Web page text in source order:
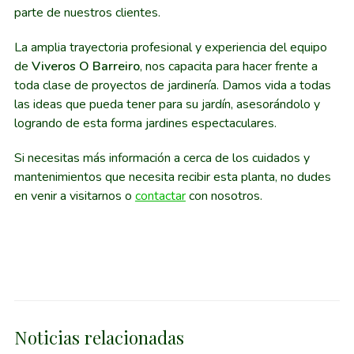
parte de nuestros clientes.
La amplia trayectoria profesional y experiencia del equipo
de Viveros O Barreiro, nos capacita para hacer frente a
toda clase de proyectos de jardinería. Damos vida a todas
las ideas que pueda tener para su jardín, asesorándolo y
logrando de esta forma jardines espectaculares.
Si necesitas más información a cerca de los cuidados y
mantenimientos que necesita recibir esta planta, no dudes
en venir a visitarnos o contactarcon nosotros.
Noticias relacionadas